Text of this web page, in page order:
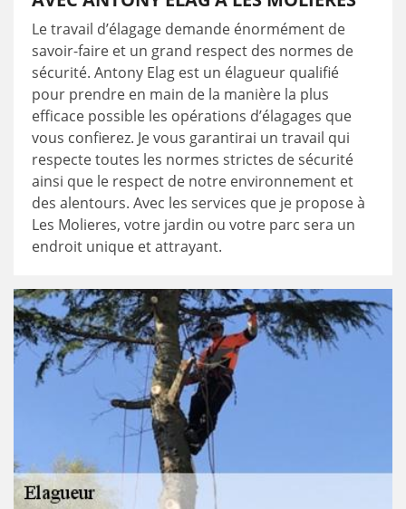
Le travail d’élagage demande énormément de
savoir-faire et un grand respect des normes de
sécurité. Antony Elag est un élagueur qualifié
pour prendre en main de la manière la plus
efficace possible les opérations d’élagages que
vous confierez. Je vous garantirai un travail qui
respecte toutes les normes strictes de sécurité
ainsi que le respect de notre environnement et
des alentours. Avec les services que je propose à
Les Molieres, votre jardin ou votre parc sera un
endroit unique et attrayant.